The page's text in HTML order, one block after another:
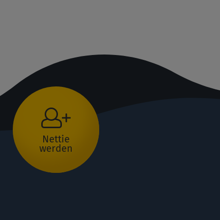
Nettie
werden